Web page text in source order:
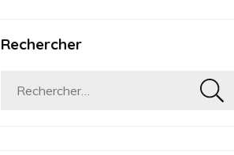
Rechercher
Rechercher :